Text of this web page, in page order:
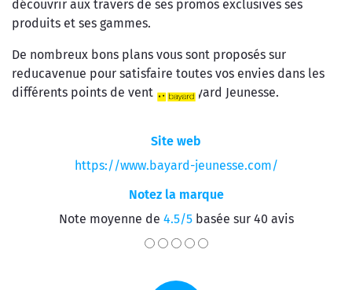
découvrir aux travers de ses promos exclusives ses
produits et ses gammes.
De nombreux bons plans vous sont proposés sur
reducavenue pour satisfaire toutes vos envies dans les
différents points de vente de Bayard Jeunesse.
Site web
https://www.bayard-jeunesse.com/
Notez la marque
Note moyenne de 4.5/5basée sur 40 avis